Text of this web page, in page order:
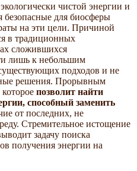
чистой энергии и
безопасные для биосферы
на эти цели. Причиной
в традиционных
сложившихся
лишь к небольшим
подходов и не
решения. Прорывным
позволит найти
способный заменить
от последних, не
Стремительное истощение
задачу поиска
получения энергии на